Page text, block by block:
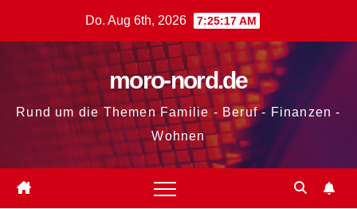
Do. Aug 6th, 2026 7:25:18 AM
moro-nord.de
Rund um die Themen Familie - Beruf - Finanzen -
Wohnen